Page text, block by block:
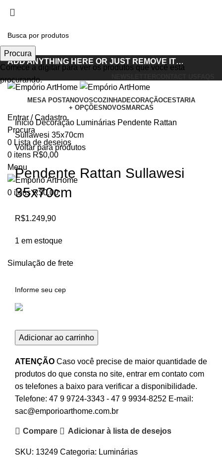
ADD ANYTHING HERE OR JUST REMOVE IT…
MESA POSTANOVOSCOZINHADECORAÇÃOCESTARIA
+ OPÇÕES NOVOS MARCAS
Entrar / Cadastro
Procura
0 Lista de desejos
0 itens R$0,00
Menu
0 itens R$0,00
Clique para ampliar
Início Decoração Luminárias Pendente Rattan
Sullawesi 35x70cm
Voltar para produtos
Pendente Rattan Sullawesi
35x70cm
R$1.249,90
1 em estoque
Simulação de frete
Adicionar ao carrinho
ATENÇÃO Caso você precise de maior quantidade de
produtos do que consta no site, entrar em contato com
os telefones a baixo para verificar a disponibilidade.
Telefone: 47 9 9724-3343 - 47 9 9934-8252 E-mail:
sac@emporioarthome.com.br
Compare Adicionar à lista de desejos
SKU: 13249 Categoria: Luminárias
Procura
Comece a digitar para ver os produtos que você está
procurando.